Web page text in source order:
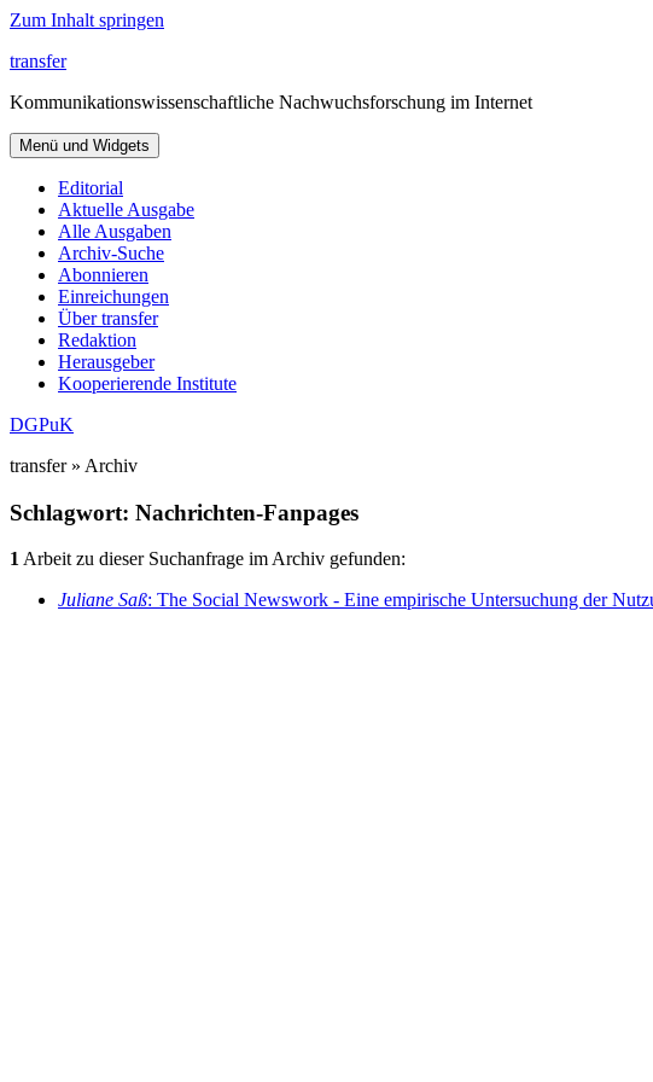
Zum Inhalt springen
transfer
Kommunikationswissenschaftliche Nachwuchsforschung im Internet
Menü und Widgets
Editorial
Aktuelle Ausgabe
Alle Ausgaben
Archiv-Suche
Abonnieren
Einreichungen
Über transfer
Redaktion
Herausgeber
Kooperierende Institute
DGPuK
transfer » Archiv
Schlagwort: Nachrichten-Fanpages
1Arbeit zu dieser Suchanfrage im Archiv gefunden:
Juliane Saß: The Social Newswork - Eine empirische Untersuchung der